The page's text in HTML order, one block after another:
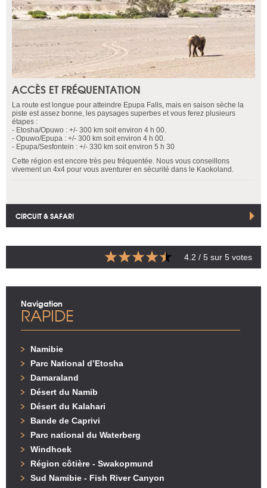
ACCÈS ET FRÉQUENTATION
La route est longue pour atteindre Epupa Falls, mais en saison sèche la
piste est assez bonne, les paysages superbes et vous ferez plusieurs
étapes :
- Etosha/Opuwo : +/- 300 km soit environ 4 h 00.
- Opuwo/Epupa : +/- 300 km soit environ 4 h 00.
- Epupa/Sesfontein : +/- 330 km soit environ 5 h 30
Cette région est encore très peu fréquentée. Nous vous conseillons
vivement un 4x4 pour vous aventurer en sécurité dans le Kaokoland.
CIRCUIT & SAFARI
4.2 / 5 sur 5 votes
Navigation
RAPIDE
Namibie
Parc National d’Etosha
Damaraland
Désert du Namib
Désert du Kalahari
Bande de Caprivi
Parc national du Waterberg
Windhoek
Région côtière - Swakopmund
Sud Namibie - Fish River Canyon